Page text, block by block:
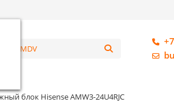
блок Hisense AMW3-24U4RJC